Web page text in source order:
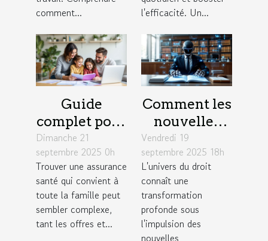
comment...
l'efficacité. Un...
Guide
complet pour
choisir une
assurance
santé adaptée
aux familles
Dimanche 21
septembre 2025 0h
Trouver une assurance
santé qui convient à
toute la famille peut
sembler complexe,
tant les offres et...
Comment les
nouvelles
technologies
redéfinissent
la pratique
du droit ?
Vendredi 19
septembre 2025 18h
L'univers du droit
connaît une
transformation
profonde sous
l'impulsion des
nouvelles